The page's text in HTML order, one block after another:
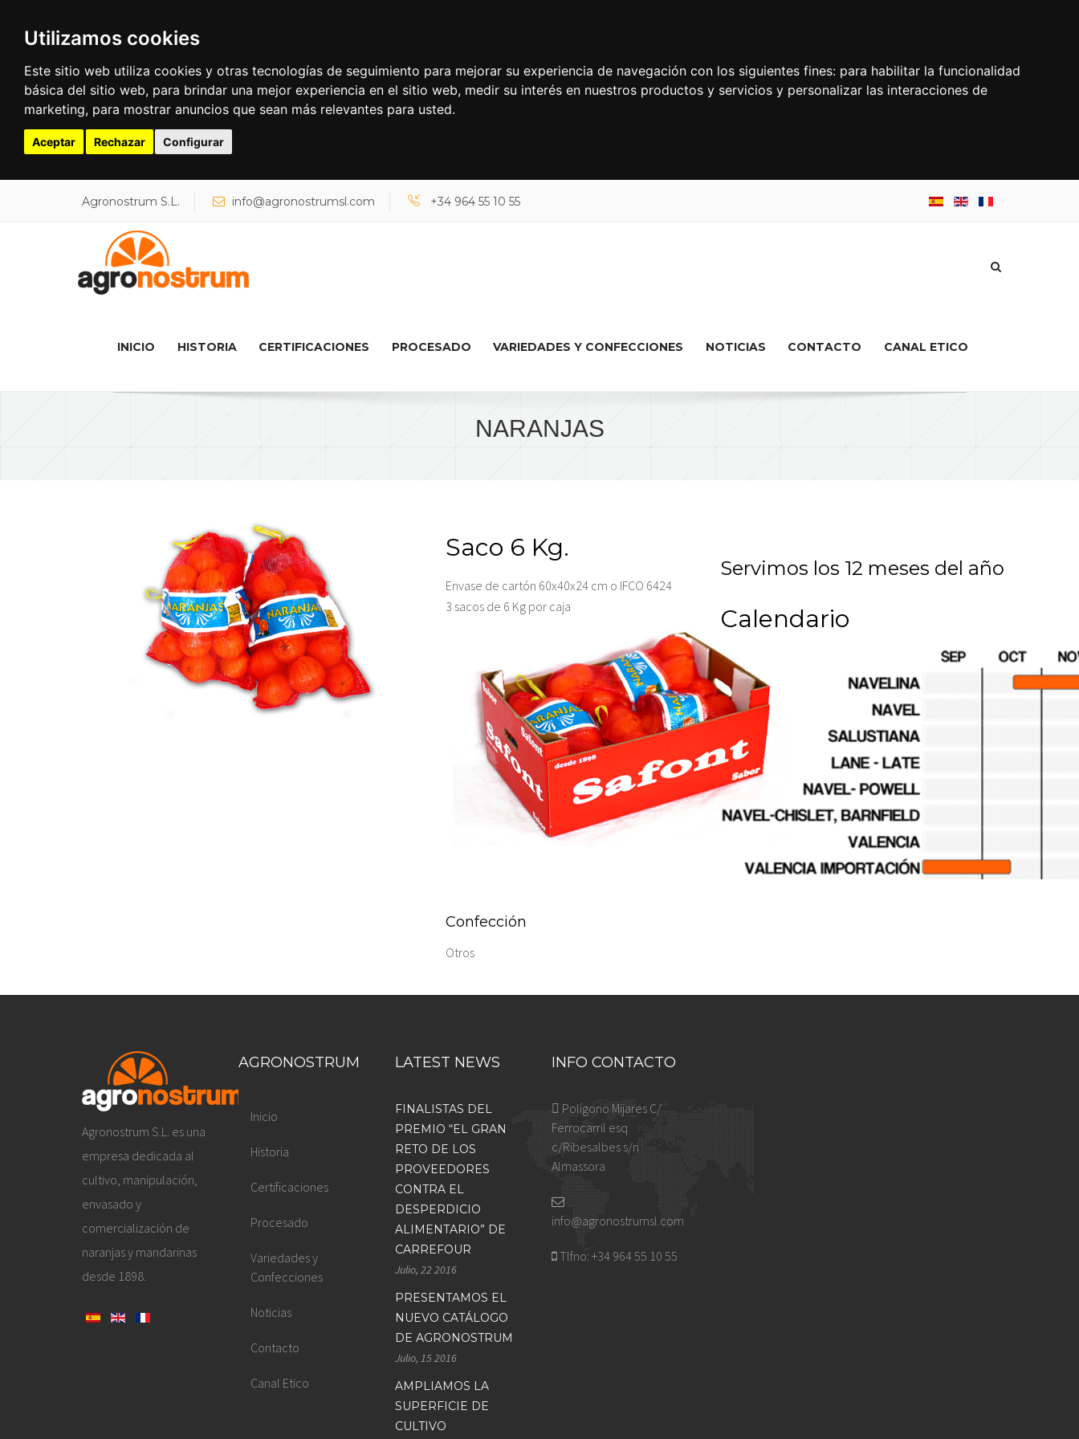
Utilizamos cookies
Este sitio web utiliza cookies y otras tecnologías de seguimiento para mejorar su experiencia de navegación con los siguientes fines: para habilitar la funcionalidad
básica del sitio web, para brindar una mejor experiencia en el sitio web, medir su interés en nuestros productos y servicios y personalizar las interacciones de
marketing, para mostrar anuncios que sean más relevantes para usted.
Aceptar Rechazar Configurar
Buscar...
Agronostrum S.L. info@agronostrumsl.com +34 964 55 10 55
INICIO HISTORIA CERTIFICACIONES PROCESADO VARIEDADES Y CONFECCIONES NOTICIAS CONTACTO CANAL ETICO
NARANJAS
Saco 6 Kg.
Envase de cartón 60x40x24 cm o IFCO 6424
3 sacos de 6 Kg por caja
Confección
Otros
Servimos los 12 meses del año
Calendario
Agronostrum S.L. es una
empresa dedicada al
cultivo, manipulación,
envasado y
comercialización de
naranjas y mandarinas
desde 1898.
AGRONOSTRUM
Inicio
Historia
Certificaciones
Procesado
Variedades y
Confecciones
Noticias
Contacto
Canal Etico
LATEST NEWS
FINALISTAS DEL
PREMIO “EL GRAN
RETO DE LOS
PROVEEDORES
CONTRA EL
DESPERDICIO
ALIMENTARIO” DE
CARREFOUR
Julio, 22 2016
PRESENTAMOS EL
NUEVO CATÁLOGO
DE AGRONOSTRUM
Julio, 15 2016
AMPLIAMOS LA
SUPERFICIE DE
CULTIVO
INFO CONTACTO
Polígono Mijares C/
Ferrocarril esq
c/Ribesalbes s/n ·
Almassora
info@agronostrumsl.com
Tlfno: +34 964 55 10 55